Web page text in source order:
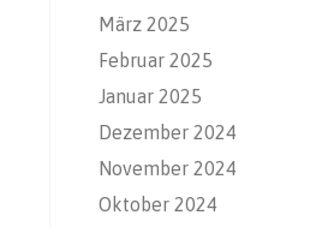
März 2025
Februar 2025
Januar 2025
Dezember 2024
November 2024
Oktober 2024